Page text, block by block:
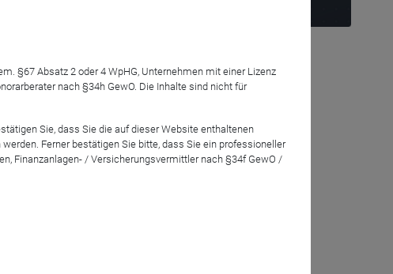
unserer Tools für
der
Alexander
§67 Absatz 2 oder 4 WpHG, Unternehmen mit einer Lizenz
nach §34h GewO. Die Inhalte sind nicht für
Sie, dass Sie die auf dieser Website enthaltenen
Ferner bestätigen Sie bitte, dass Sie ein professioneller
Finanzanlagen- / Versicherungsvermittler nach §34f GewO /